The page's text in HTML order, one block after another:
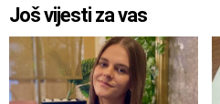
Još vijesti za vas